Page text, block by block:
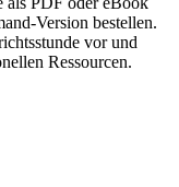
Version bestellen.
vor und
Ressourcen.